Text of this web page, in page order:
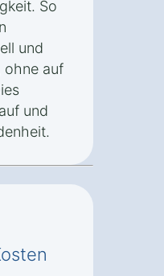
So
und
ohne auf
und